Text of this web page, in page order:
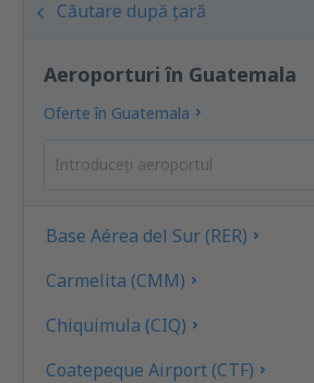
Căutare după țară
Aeroporturi în Guatemala
Oferte în Guatemala
Base Aérea del Sur (RER)
Carmelita (CMM)
Chiquimula (CIQ)
Coatepeque Airport (CTF)